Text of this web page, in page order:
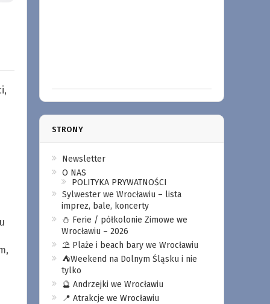
STRONY
Newsletter
O NAS
POLITYKA PRYWATNOŚCI
Sylwester we Wrocławiu – lista
imprez, bale, koncerty
⛄️ Ferie / półkolonie Zimowe we
Wrocławiu – 2026
⛱️ Plaże i beach bary we Wrocławiu
⛺️Weekend na Dolnym Śląsku i nie
tylko
🔮 Andrzejki we Wrocławiu
📍 Atrakcje we Wrocławiu